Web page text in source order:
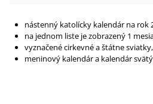
nástenný katolícky kalendár na rok
na jednom liste je zobrazený 1
vyznačené cirkevné a štátne
meninový kalendár a kalendár